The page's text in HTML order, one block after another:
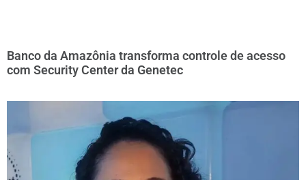
Banco da Amazônia transforma controle de acesso
com Security Center da Genetec